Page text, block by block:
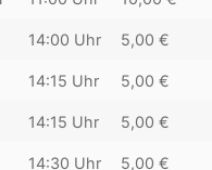
14:00 Uhr 5,00 €
14:15 Uhr 5,00 €
14:15 Uhr 5,00 €
14:30 Uhr 5,00 €